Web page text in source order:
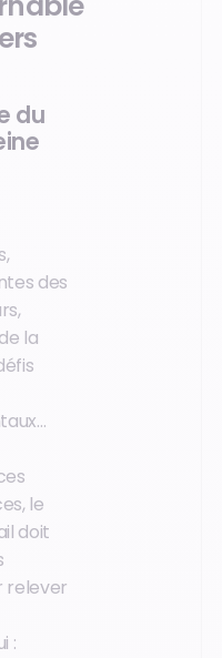
du
des
la
le
doit
relever
: